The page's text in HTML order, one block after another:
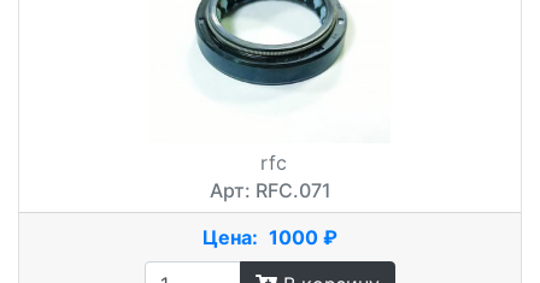
rfc
Арт: RFC.071
Цена: 1000 ₽